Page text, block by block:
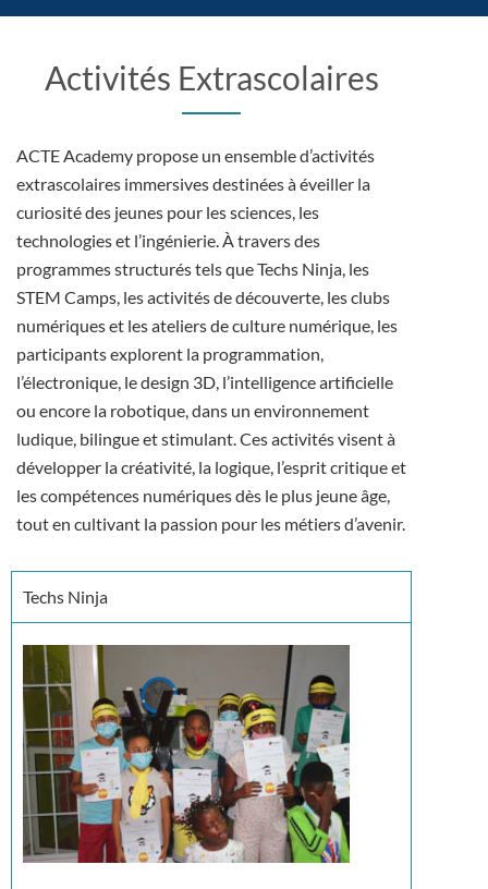
Activités Extrascolaires
ACTE Academy propose un ensemble d’activités
extrascolaires immersives destinées à éveiller la
curiosité des jeunes pour les sciences, les
technologies et l’ingénierie. À travers des
programmes structurés tels que Techs Ninja, les
STEM Camps, les activités de découverte, les clubs
numériques et les ateliers de culture numérique, les
participants explorent la programmation,
l’électronique, le design 3D, l’intelligence artificielle
ou encore la robotique, dans un environnement
ludique, bilingue et stimulant. Ces activités visent à
développer la créativité, la logique, l’esprit critique et
les compétences numériques dès le plus jeune âge,
tout en cultivant la passion pour les métiers d’avenir.
Techs Ninja